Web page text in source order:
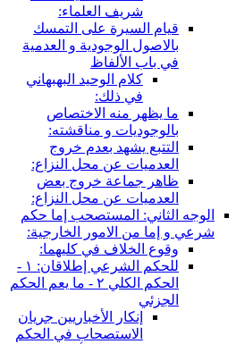
شريف العلماء:
قيام السيرة على التمسك
بالاصول الوجودية و العدمية
في باب الألفاظ
كلام الوحيد البهبهاني
في ذلك:
ما يظهر منه الاختصاص
بالوجوديات و مناقشته:
التتبع يشهد بعدم خروج
العدميات عن محل النزاع:
ظاهر جماعة خروج بعض
العدميات عن محل النزاع:
الوجه الثاني: المستصحب إما حكم
شرعي و إما من الامور الخارجية:
وقوع الخلاف في كليهما:
للحكم الشرعي إطلاقان: ١ -
الحكم الكلي ٢ - ما يعم الحكم
الجزئي
إنكار الأخباريين جريان
الاستصحاب في الحكم